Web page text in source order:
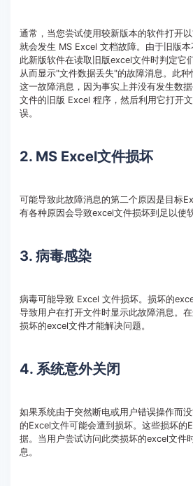
通常，当您尝试使用较新版本的软件打开
就会发生 MS Excel 文档故障。由于旧版
此新版软件在读取旧版excel文件时判定它
从而显示"文件数据丢失"的故障消息。此
这一故障消息，因为事实上并没有发生数
文件的旧版 Excel 程序，然后利用它打开
误。
2. MS Excel文件损坏
可能导致此故障消息的第二个原因是目标
有各种原因会导致excel文件损坏到足以使
3. 病毒感染
病毒可能导致 Excel 文件损坏。损坏的
导致用户在打开文件时显示此故障消息。
损坏的excel文件才能解决问题。
4. 系统意外关闭
如果系统由于突然断电或用户错误操作而
的Excel文件可能会遭到损坏。这些损坏的
据。当用户尝试访问此类损坏的excel文件
息。